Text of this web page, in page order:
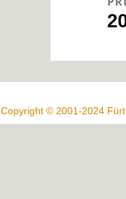
Copyright © 2001-2024